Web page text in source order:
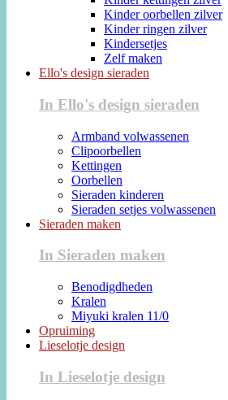
Kinder oorbellen zilver
Kinder ringen zilver
Kindersetjes
Zelf maken
Ello's design sieraden
In Ello's design sieraden
Armband volwassenen
Clipoorbellen
Kettingen
Oorbellen
Sieraden kinderen
Sieraden setjes volwassenen
Sieraden maken
In Sieraden maken
Benodigdheden
Kralen
Miyuki kralen 11/0
Opruiming
Lieselotje design
In Lieselotje design